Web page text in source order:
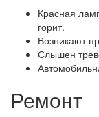
Красная
горит.
Возникают
Слышен
Ремонт